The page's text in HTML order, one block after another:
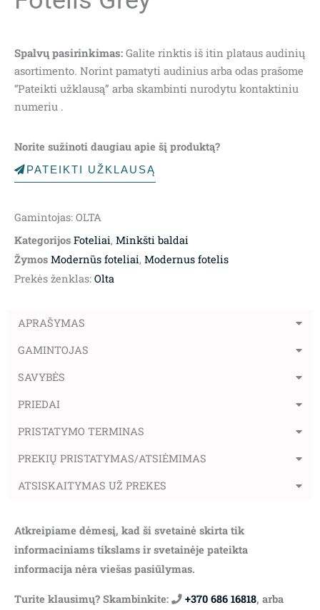
Spalvų pasirinkimas: Galite rinktis iš itin plataus audinių
asortimento. Norint pamatyti audinius arba odas prašome
“Pateikti užklausą” arba skambinti nurodytu kontaktiniu
numeriu .
Norite sužinoti daugiau apie šį produktą?
PATEIKTI UŽKLAUSĄ
Gamintojas: OLTA
Kategorijos Foteliai, Minkšti baldai
Žymos Modernūs foteliai, Modernus fotelis
Prekės ženklas: Olta
APRAŠYMAS
GAMINTOJAS
SAVYBĖS
PRIEDAI
PRISTATYMO TERMINAS
PREKIŲ PRISTATYMAS/ATSIĖMIMAS
ATSISKAITYMAS UŽ PREKES
Atkreipiame dėmesį, kad ši svetainė skirta tik
informaciniams tikslams ir svetainėje pateikta
informacija nėra viešas pasiūlymas.
Turite klausimų? Skambinkite: +370 686 16818, arba